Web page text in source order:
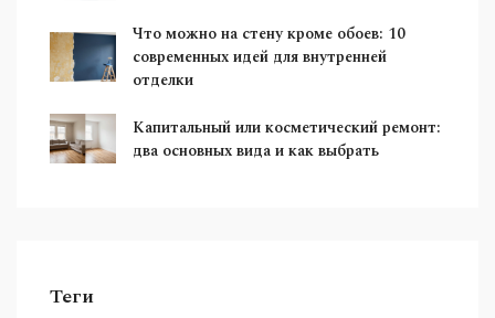
Что можно на стену кроме обоев: 10
современных идей для внутренней
отделки
Капитальный или косметический ремонт:
два основных вида и как выбрать
Теги